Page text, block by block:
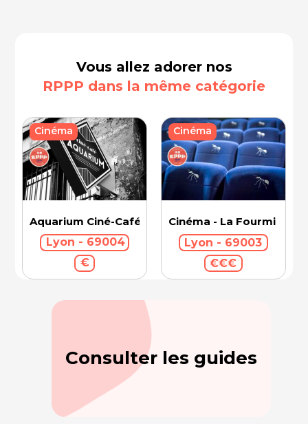
Vous allez adorer nos
RPPP dans la même catégorie
Aquarium Ciné-Café
Lyon - 69004
€
Cinéma
Cinéma - La Fourmi
Lyon - 69003
€€€
Cinéma
Consulter les guides